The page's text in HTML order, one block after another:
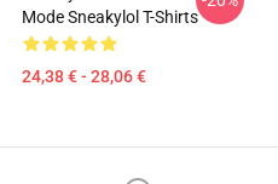
Mode Sneakylol T-Shirts
24,38 € - 28,06 €